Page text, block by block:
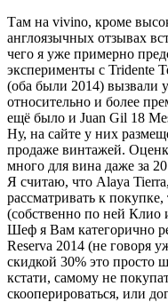
Там на vivino, кроме
англоязычных отзывах
чего я уже примерно
эксперименты с Tridente
(оба были 2014) вызвали
относительно и более
ещё было и Juan Gil 18
Ну, на сайте у них
продаже винтажей.
много для вина даже за
Я считаю, что Alaya
рассматривать к
(собственно по ней Клио
Шеф я Вам категорично
Reserva 2014 (не говоря
скидкой 30% это просто
кстати, самому не
скооперироваться, или